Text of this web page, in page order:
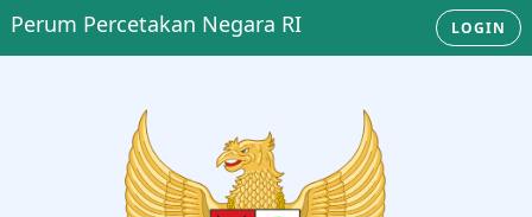
Perum Percetakan Negara RI LOGIN